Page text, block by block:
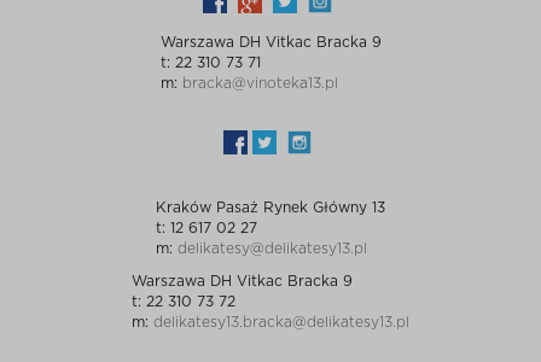
Warszawa DH Vitkac Bracka 9
t: 22 310 73 71
m: bracka@vinoteka13.pl
Kraków Pasaż Rynek Główny 13
t: 12 617 02 27
m: delikatesy@delikatesy13.pl
Warszawa DH Vitkac Bracka 9
t: 22 310 73 72
m: delikatesy13.bracka@delikatesy13.pl